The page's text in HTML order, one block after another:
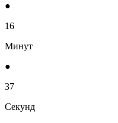
●
16
Минут
●
36
Секунд